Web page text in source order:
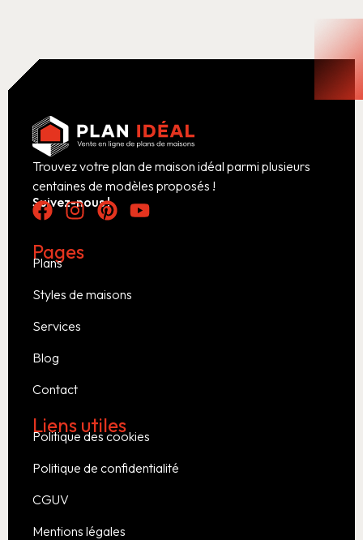
Trouvez votre plan de maison idéal parmi plusieurs
centaines de modèles proposés !
Suivez-nous !
Pages
Plans
Styles de maisons
Services
Blog
Contact
Liens utiles
Politique des cookies
Politique de confidentialité
CGUV
Mentions légales